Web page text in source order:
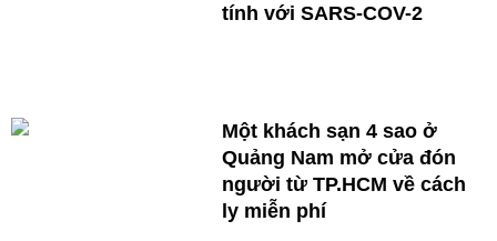
tính với SARS-COV-2
Một khách sạn 4 sao ở
Quảng Nam mở cửa đón
người từ TP.HCM về cách
ly miễn phí